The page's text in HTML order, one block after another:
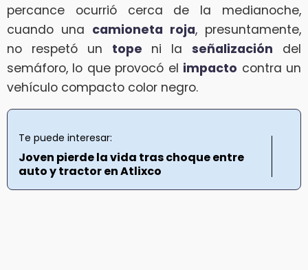
percance ocurrió cerca de la medianoche,
cuando una camioneta roja, presuntamente,
no respetó un tope ni laseñalización del
semáforo, lo que provocó el impacto contra un
vehículo compacto color negro.
Te puede interesar:
Joven pierde la vida tras choque entre
auto y tractor en Atlixco